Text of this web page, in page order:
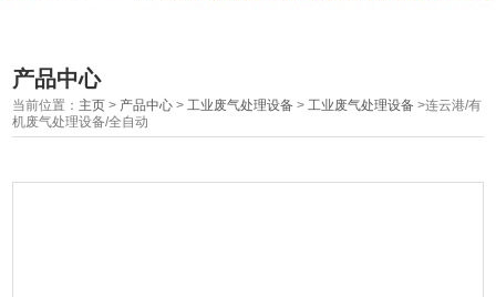
产品中心
当前位置： 主页 > 产品中心 >工业废气处理设备 >工业废气处理设备 >连云港/有
机废气处理设备/全自动